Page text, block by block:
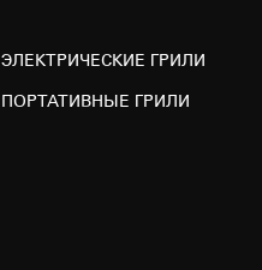
ЭЛЕКТРИЧЕСКИЕ ГРИЛИ
ПОРТАТИВНЫЕ ГРИЛИ